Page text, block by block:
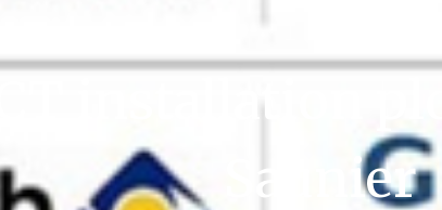
installation
Saunier